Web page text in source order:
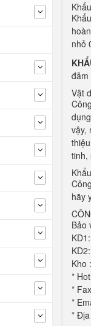
nhỏ
đảm
Vật
vậy,
tinh,
hãy
Bảo
Kho
*
*
*
*